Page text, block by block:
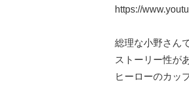
https://
総理な小野さん
ストーリー性が
ヒーローのカッ